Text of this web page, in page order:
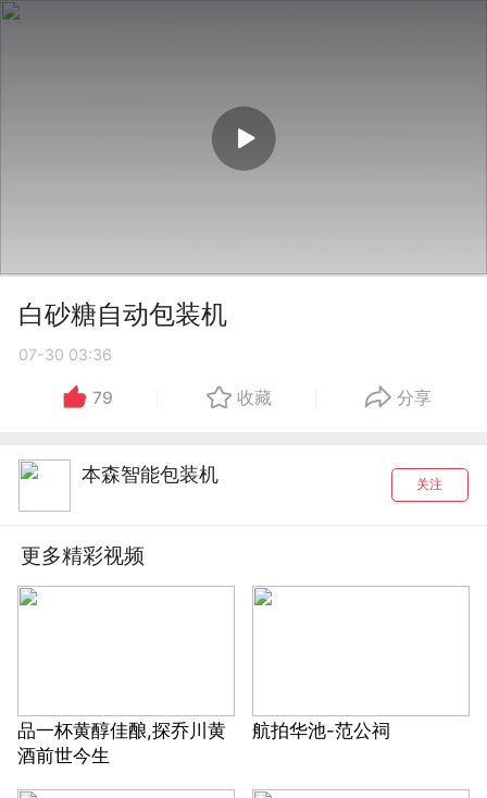
白砂糖自动包装机
07-30 03:36
79 收藏 分享
本森智能包装机 关注
更多精彩视频
品一杯黄醇佳酿,探乔川黄
酒前世今生
航拍华池-范公祠